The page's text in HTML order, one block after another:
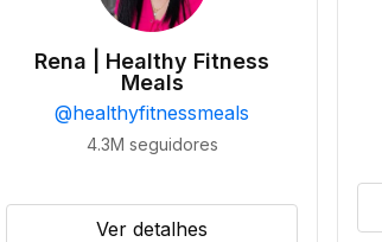
Rena | Healthy Fitness
Meals
@healthyfitnessmeals
4.3M seguidores
Ver detalhes